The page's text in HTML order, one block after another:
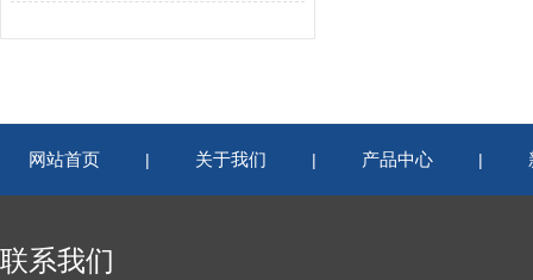
网站首页 | 关于我们 | 产品中心 |
联系我们